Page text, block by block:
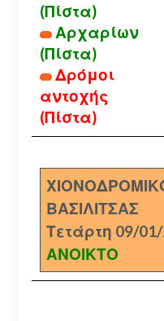
(Πίστα)
Αρχαρίων
(Πίστα)
Δρόμοι
αντοχής
(Πίστα)
ΒΑΣΙΛΙΤΣΑΣ
Τετάρτη 09/
ΑΝΟΙΚΤΟ